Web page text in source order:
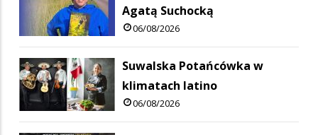
Agatą Suchocką
06/08/2026
Suwalska Potańcówka w
klimatach latino
06/08/2026